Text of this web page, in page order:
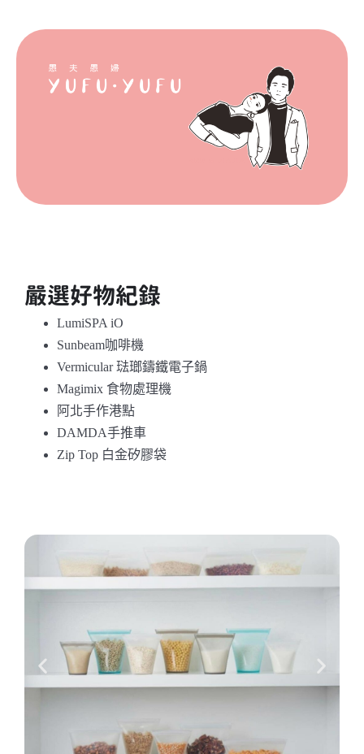
嚴選好物紀錄
LumiSPA iO
Sunbeam咖啡機
Vermicular 琺瑯鑄鐵電子鍋
Magimix 食物處理機
阿北手作港點
DAMDA手推車
Zip Top 白金矽膠袋